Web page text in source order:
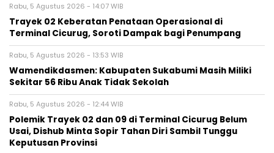
Rabu, 5 Agustus 2026 - 14:07 WIB
‎Trayek 02 Keberatan Penataan Operasional di
Terminal Cicurug, Soroti Dampak bagi Penumpang
Rabu, 5 Agustus 2026 - 13:53 WIB
Wamendikdasmen: Kabupaten Sukabumi Masih Miliki
Sekitar 56 Ribu Anak Tidak Sekolah
Rabu, 5 Agustus 2026 - 12:44 WIB
Polemik Trayek 02 dan 09 di Terminal Cicurug Belum
Usai, Dishub Minta Sopir Tahan Diri Sambil Tunggu
Keputusan Provinsi